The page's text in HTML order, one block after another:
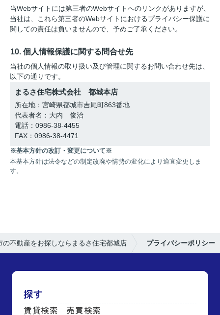
当Webサイトには第三者のWebサイトへのリンクがありますが、
当社は、これら第三者のWebサイトにおけるプライバシー保護に
関しての責任は負いませんので、予めご了承ください。
10. 個人情報保護に関する問合せ先
当社の個人情報の取り扱い及び管理に関するお問い合わせ先は、
以下の通りです。
まるさ住宅株式会社 都城本店
所在地：宮崎県都城市吉尾町863番地
代表者名：大内 俊治
電話：0986-38-4455
FAX：0986-38-4471
※基本方針の改訂・変更について※
本基本方針は法令などの制定改廃や情勢の変化により適宜変更しま
す。
の不動産をお探しならまるさ住宅都城店 プライバシーポリシー
探す
賃貸検索 売買検索